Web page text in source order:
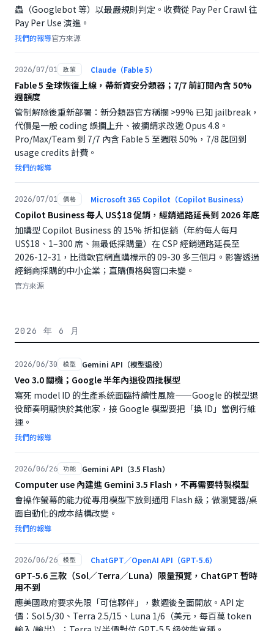
蟲（Googlebot 等）以最嚴規則判定。收費從 Pay Per Crawl 往
Pay Per Use 演進。
我們的報導官方來源
2026/07/01 政策 Claude（Fable 5）
Fable 5 全球恢復上線，帶新資安分類器；7/7 前訂閱內含 50%
週額度
管制解除後重新部署：新分類器官方稱攔 >99% 已知 jailbreak，
代價是一般 coding 誤攔上升、被攔請求改遞 Opus 4.8。
Pro/Max/Team 到 7/7 內含 Fable 5 至週限 50%，7/8 起回到
usage credits 計費。
我們的報導
2026/07/01 價格 Microsoft 365 Copilot（Copilot Business）
Copilot Business 每人 US$18 促銷，經銷通路延長到 2026 年底
加購型 Copilot Business 的 15% 折扣促銷（年約每人每月
US$18、1–300 席、無最低採購量）在 CSP 經銷通路延長至
2026-12-31，比微軟官網直購標示的 09-30 多三個月。影響透過
經銷商採購的中小企業；直購價格與窗口未變。
官方來源
2026 年 6 月
2026/06/30 模型 Gemini API（模型退役）
Veo 3.0 關機；Google 半年內退役四批模型
寫死 model ID 的生產系統面臨持續性風險——Google 的模型退
役節奏明顯快於其他家，接 Google 模型要把「換 ID」當例行維
運。
我們的報導
2026/06/26 功能 Gemini API（3.5 Flash）
Computer use 內建進 Gemini 3.5 Flash，不再需要特製模型
會操作螢幕的能力從專用模型下放到通用 Flash 級；做瀏覽器/桌
面自動化的成本結構改變。
我們的報導
2026/06/26 模型 ChatGPT／OpenAI API（GPT-5.6）
GPT-5.6 三款（Sol／Terra／Luna）限量預覽，ChatGPT 暫時
用不到
應美國政府要求先限「可信夥伴」，數週後全面開放。API 定
價：Sol 5/30、Terra 2.5/15、Luna 1/6（美元，每百萬 token